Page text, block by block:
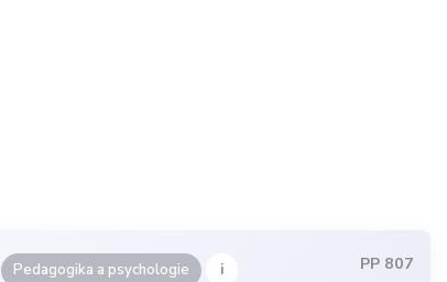
Pedagogika a psychologie i PP 807